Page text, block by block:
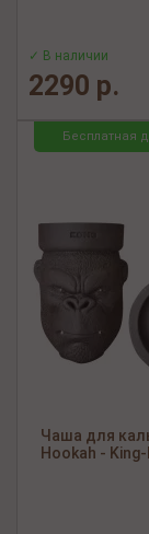
✓ В наличии
2290 р.
Бесплатная
Чаша для
Hookah -